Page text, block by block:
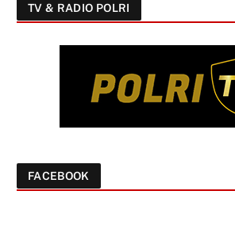
TV & RADIO POLRI
FACEBOOK